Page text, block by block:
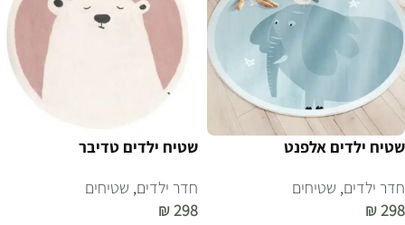
שטיח ילדים אלפנט
חדר ילדים, שטיחים
₪298
שטיח ילדים טדיבר
חדר ילדים, שטיחים
₪298